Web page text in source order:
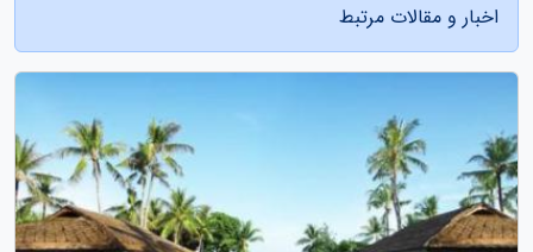
اخبار و مقالات مرتبط